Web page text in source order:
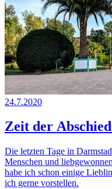
24.7.2020
Zeit der
Die letzten Tage in
Menschen und
habe ich schon einige
ich gerne vorstellen.